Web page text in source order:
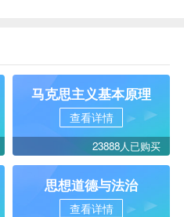
马克思主义基本原理
查看详情
23888人已购买
思想道德与法治
查看详情